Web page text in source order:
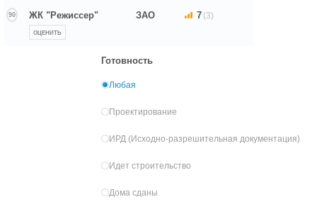
90 ЖК "Режиссер"
ОЦЕНИТЬ
ЗАО 7 (3)
Готовность
Любая
Проектирование
ИРД (Исходно-разрешительная документация)
Идет строительство
Дома сданы